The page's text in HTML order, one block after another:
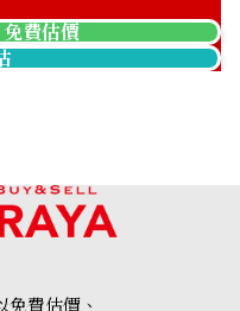
Ingenieur IW322702
日期: 2026年4月
費估價
費估價、